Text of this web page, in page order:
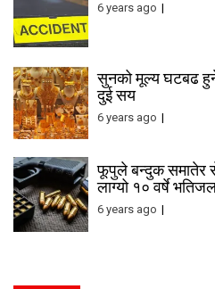
6 years ago
सुनको मूल्य घटबढ
दुई सय
6 years ago
फूपुले बन्दुक समातेर
लाग्यो १० वर्षे
6 years ago